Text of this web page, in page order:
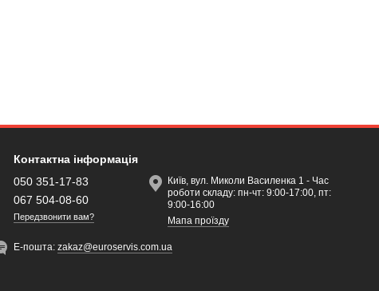
Контактна інформація
050 351-17-83
067 504-08-60
Передзвонити вам?
Київ, вул. Миколи Василенка 1 - Час
роботи складу: пн-чт: 9:00-17:00, пт:
9:00-16:00
Мапа проїзду
Е-пошта:zakaz@euroservis.com.ua